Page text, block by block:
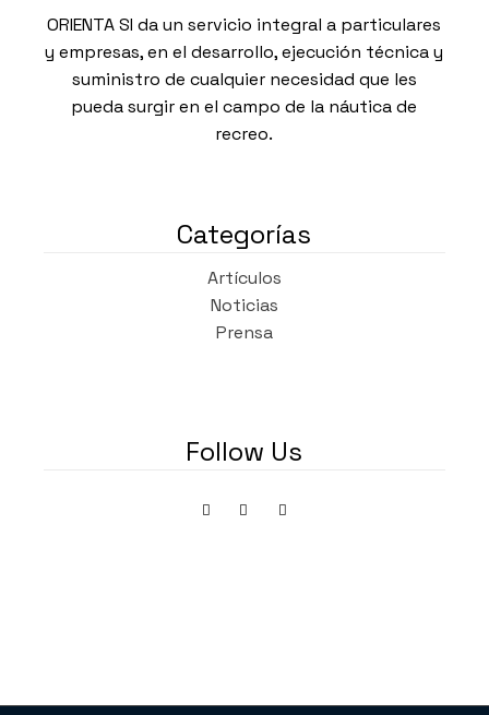
ORIENTA SI da un servicio integral a particulares
y empresas, en el desarrollo, ejecución técnica y
suministro de cualquier necesidad que les
pueda surgir en el campo de la náutica de
recreo.
Categorías
Artículos
Noticias
Prensa
Follow Us